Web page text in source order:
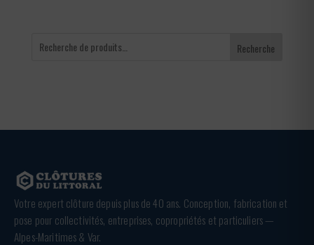
Recherche
Votre expert clôture depuis plus de 40 ans. Conception, fabrication et
pose pour collectivités, entreprises, copropriétés et particuliers —
Alpes-Maritimes & Var.